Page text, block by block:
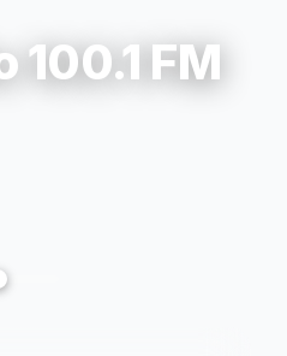
100.1 FM